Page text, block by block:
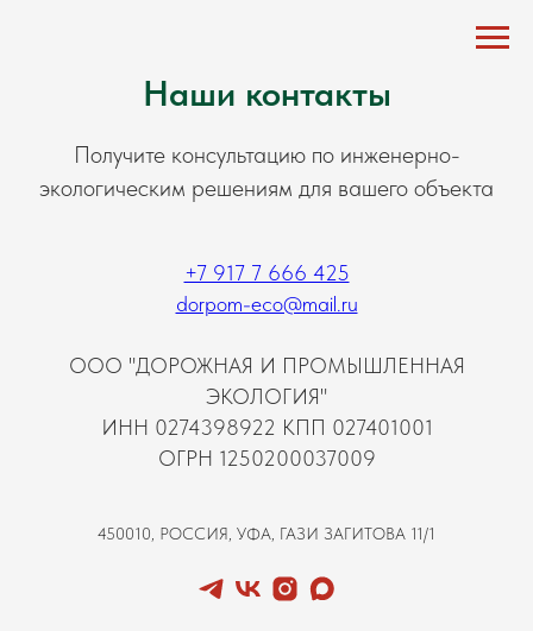
Наши контакты
Получите консультацию по инженерно-
экологическим решениям для вашего объекта
+7 917 7 666 425
dorpom-eco@mail.ru
ООО "ДОРОЖНАЯ И ПРОМЫШЛЕННАЯ
ЭКОЛОГИЯ"
ИНН 0274398922 КПП 027401001
ОГРН 1250200037009
450010, РОССИЯ, УФА, ГАЗИ ЗАГИТОВА 11/1